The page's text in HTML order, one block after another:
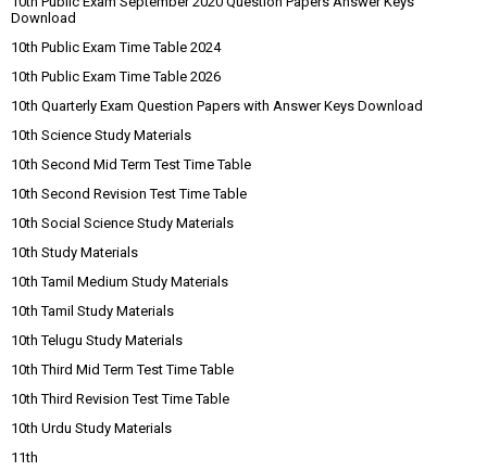
Download
10th Public Exam Time Table 2024
10th Public Exam Time Table 2026
10th Quarterly Exam Question Papers with Answer Keys Download
10th Science Study Materials
10th Second Mid Term Test Time Table
10th Second Revision Test Time Table
10th Social Science Study Materials
10th Study Materials
10th Tamil Medium Study Materials
10th Tamil Study Materials
10th Telugu Study Materials
10th Third Mid Term Test Time Table
10th Third Revision Test Time Table
10th Urdu Study Materials
11th